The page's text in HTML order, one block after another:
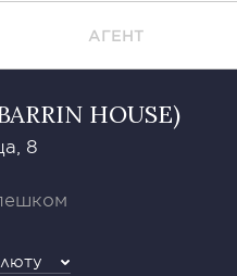
АГЕНТ
HOUSE)
8